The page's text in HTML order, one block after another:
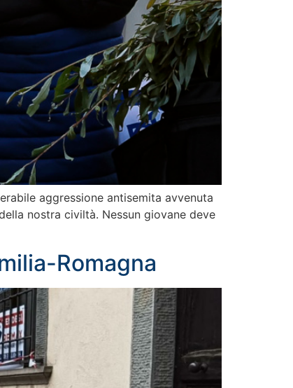
aggressione antisemita avvenuta
nostra civiltà. Nessun giovane deve
Romagna